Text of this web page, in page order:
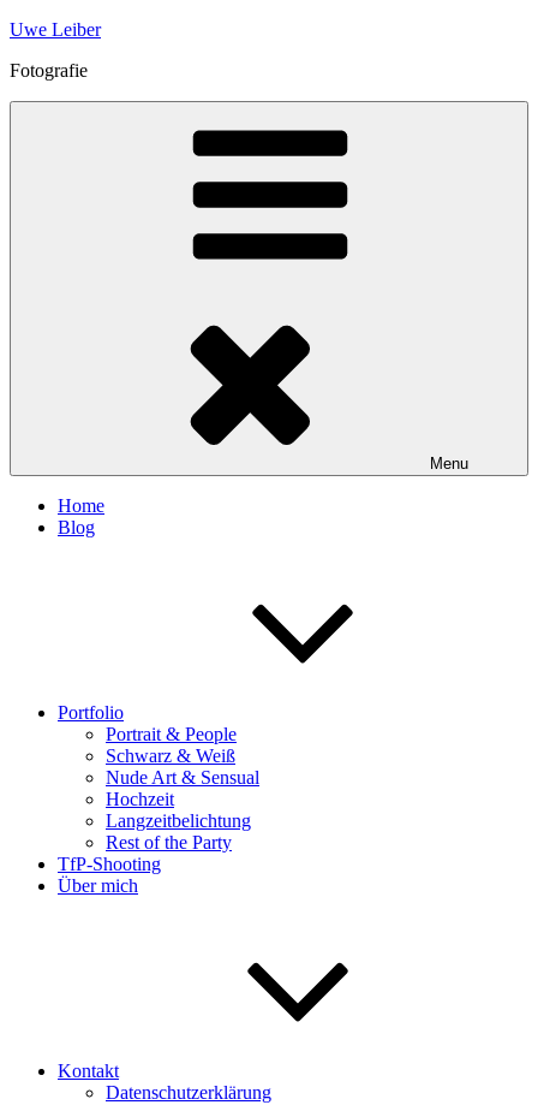
Skip
content
Uwe Leiber
Fotografie
Menu
Home
Blog
Portfolio
Portrait & People
Schwarz & Weiß
Nude Art & Sensual
Hochzeit
Langzeitbelichtung
Rest of the Party
TfP-Shooting
Über mich
Kontakt
Datenschutzerklärung